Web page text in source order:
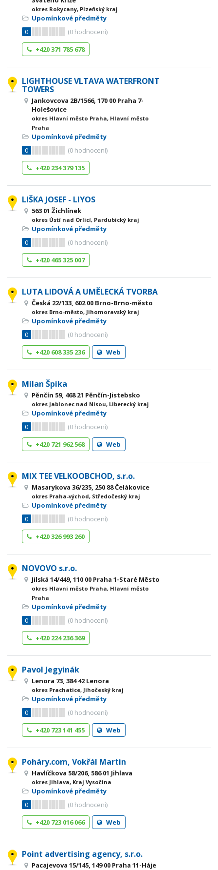
okres Rokycany, Plzeňský kraj
Upomínkové předměty
0
(0 hodnocení)
+420 371 785 678
LIGHTHOUSE VLTAVA WATERFRONT
TOWERS
Jankovcova 2B/1566, 170 00 Praha 7-
Holešovice
okres Hlavní město Praha, Hlavní město
Praha
Upomínkové předměty
0
(0 hodnocení)
+420 234 379 135
LIŠKA JOSEF - LIYOS
563 01 Žichlínek
okres Ústí nad Orlicí, Pardubický kraj
Upomínkové předměty
0
(0 hodnocení)
+420 465 325 007
LUTA LIDOVÁ A UMĚLECKÁ TVORBA
Česká 22/133, 602 00 Brno-Brno-město
okres Brno-město, Jihomoravský kraj
Upomínkové předměty
0
(0 hodnocení)
+420 608 335 236
Web
Milan Špika
Pěnčín 59, 468 21 Pěnčín-Jistebsko
okres Jablonec nad Nisou, Liberecký kraj
Upomínkové předměty
0
(0 hodnocení)
+420 721 962 568
Web
MIX TEE VELKOOBCHOD, s.r.o.
Masarykova 36/235, 250 88 Čelákovice
okres Praha-východ, Středočeský kraj
Upomínkové předměty
0
(0 hodnocení)
+420 326 993 260
NOVOVO s.r.o.
Jilská 14/449, 110 00 Praha 1-Staré Město
okres Hlavní město Praha, Hlavní město
Praha
Upomínkové předměty
0
(0 hodnocení)
+420 224 236 369
Pavol Jegyinák
Lenora 73, 384 42 Lenora
okres Prachatice, Jihočeský kraj
Upomínkové předměty
0
(0 hodnocení)
+420 723 141 455
Web
Poháry.com, Vokřál Martin
Havlíčkova 58/206, 586 01 Jihlava
okres Jihlava, Kraj Vysočina
Upomínkové předměty
0
(0 hodnocení)
+420 723 016 066
Web
Point advertising agency, s.r.o.
Pacajevova 15/145, 149 00 Praha 11-Háje